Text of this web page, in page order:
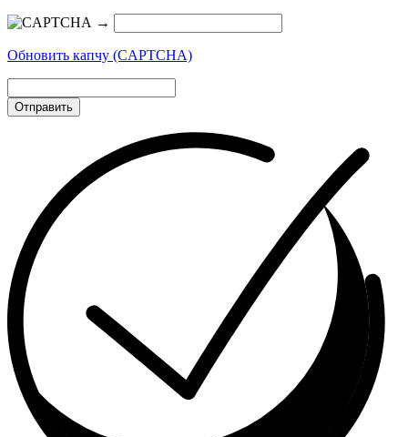
→
Обновить капчу (CAPTCHA)
Отправить